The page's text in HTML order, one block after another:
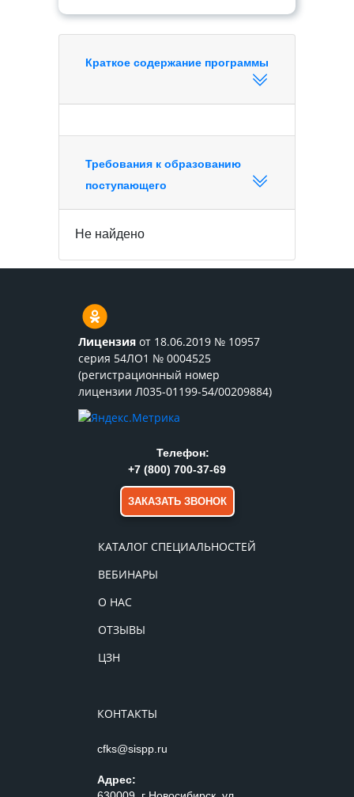
Краткое содержание программы
Требования к образованию
поступающего
Не найдено
Лицензия от 18.06.2019 № 10957
серия 54ЛО1 № 0004525
(регистрационный номер
лицензии Л035-01199-54/00209884)
КАТАЛОГ СПЕЦИАЛЬНОСТЕЙ
ВЕБИНАРЫ
О НАС
ОТЗЫВЫ
ЦЗН
КОНТАКТЫ
cfks@sispp.ru
Адрес:
Телефон:
+7 (800) 700-37-69
ЗАКАЗАТЬ ЗВОНОК